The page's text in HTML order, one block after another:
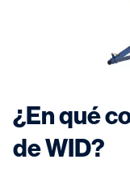
¿En qué
de WID?